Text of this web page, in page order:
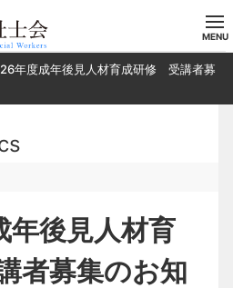
年度成年後見人材育成研修 受講者募
後見人材育
者募集のお知